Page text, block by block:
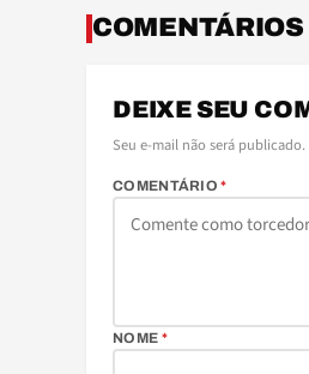
COMENTÁRIOS
DEIXE SEU
Seu e-mail não será
COMENTÁRIO*
NOME *